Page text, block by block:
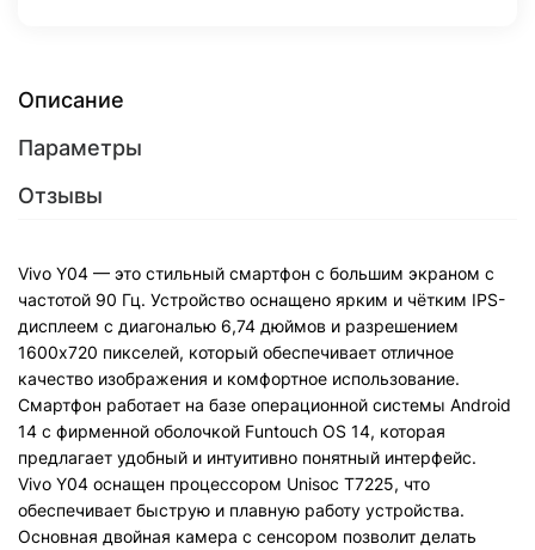
Описание
Параметры
Отзывы
Vivo Y04 — это стильный смартфон с большим экраном с
частотой 90 Гц. Устройство оснащено ярким и чётким IPS-
дисплеем с диагональю 6,74 дюймов и разрешением
1600x720 пикселей, который обеспечивает отличное
качество изображения и комфортное использование.
Смартфон работает на базе операционной системы Android
14 с фирменной оболочкой Funtouch OS 14, которая
предлагает удобный и интуитивно понятный интерфейс.
Vivo Y04 оснащен процессором Unisoc T7225, что
обеспечивает быструю и плавную работу устройства.
Основная двойная камера с сенсором позволит делать